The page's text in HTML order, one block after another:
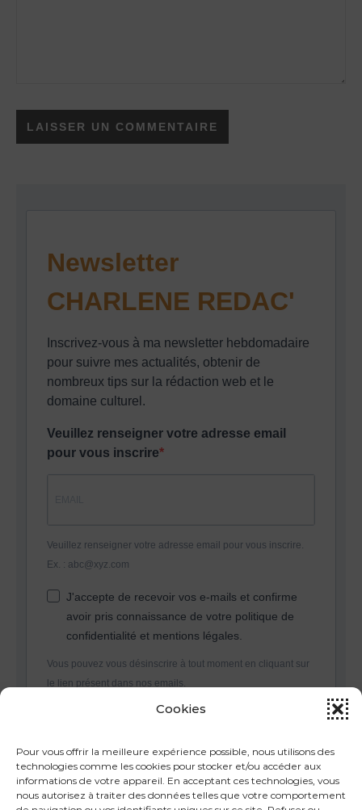
Cookies
Pour vous offrir la meilleure expérience possible, nous utilisons des
technologies comme les cookies pour stocker et/ou accéder aux
informations de votre appareil. En acceptant ces technologies, vous
nous autorisez à traiter des données telles que votre comportement
Newsletter
CHARLENE REDAC'
Inscrivez-vous à ma newsletter hebdomadaire
pour suivre mes actualités, obtenir de
nombreux tips sur la rédaction web et le
domaine culturel.
Veuillez renseigner votre adresse email
pour vous inscrire
Veuillez renseigner votre adresse email pour vous inscrire.
Ex. : abc@xyz.com
J'accepte de recevoir vos e-mails et confirme
avoir pris connaissance de votre politique de
confidentialité et mentions légales.
Vous pouvez vous désinscrire à tout moment en cliquant sur
le lien présent dans nos emails.